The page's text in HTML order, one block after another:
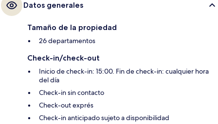
Datos generales
Tamaño de la propiedad
26 departamentos
Check-in/check-out
Inicio de check-in: 15:00. Fin de check-in: cualquier hora
del día
Check-in sin contacto
Check-out exprés
Check-in anticipado sujeto a disponibilidad